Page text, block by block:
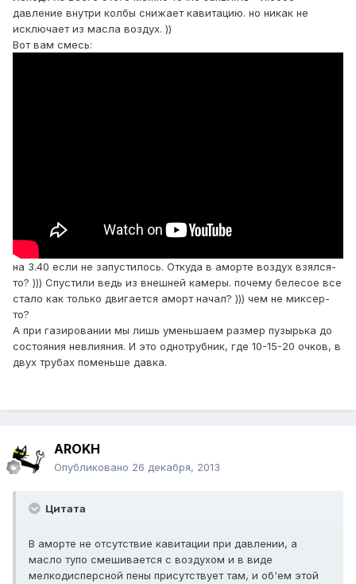
давление внутри колбы снижает кавитацию. но никак не
исключает из масла воздух. ))
Вот вам смесь:
на 3.40 если не запустилось. Откуда в аморте воздух взялся-
то? ))) Спустили ведь из внешней камеры. почему белесое все
стало как только двигается аморт начал? ))) чем не миксер-
то?
А при газировании мы лишь уменьшаем размер пузырька до
состояния невлияния. И это однотрубник, где 10-15-20 очков, в
двух трубах поменьше давка.
AROKH
Опубликовано 26 декабря, 2013
Цитата
В аморте не отсутствие кавитации при давлении, а
масло тупо смешивается с воздухом и в виде
мелкодисперсной пены присутствует там, и об'ем этой